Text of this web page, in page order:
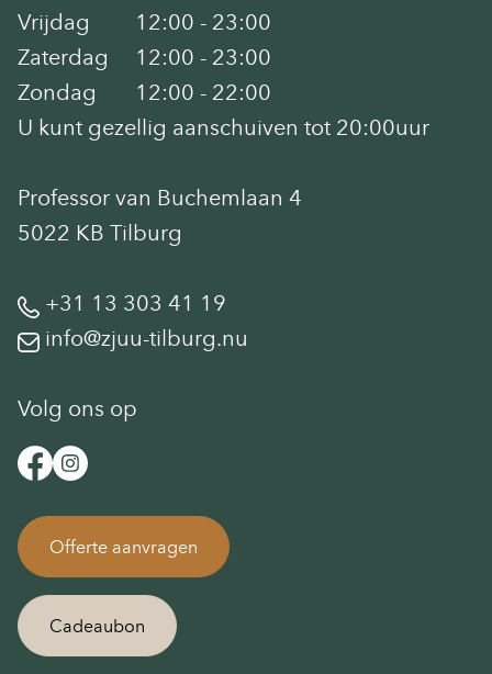
Vrijdag
Zaterdag
Zondag
12:00 - 23:00
12:00 - 23:00
12:00 - 22:00
U kunt gezellig aanschuiven tot 20:00uur
Professor van Buchemlaan 4
5022 KB Tilburg
+31 13 303 41 19
info@zjuu-tilburg.nu
Volg ons op
Offerte aanvragen
Cadeaubon